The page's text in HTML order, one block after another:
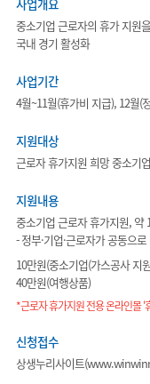
중소기업 근로자의 휴가 지원
국내 경기 활성화
사업기간
4월~11월(휴가비 지급), 12월(
지원대상
근로자 휴가지원 희망 중소기업
지원내용
중소기업 근로자 휴가지원, 약
- 정부·기업·근로자가 공동으
10만원(중소기업(가스공사 지
40만원(여행상품)
*근로자 휴가지원 전용 온라인몰 '
신청접수
상생누리사이트